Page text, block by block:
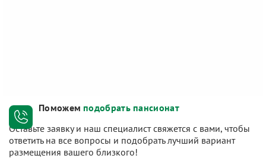
Поможем подобрать пансионат
Оставьте заявку и наш специалист свяжется с вами, чтобы
ответить на все вопросы и подобрать лучший вариант
размещения вашего близкого!